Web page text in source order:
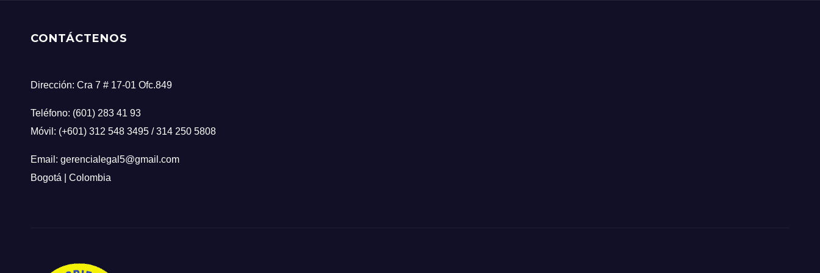
CONTÁCTENOS
Dirección: Cra 7 # 17-01 Ofc.849
Teléfono: (601) 283 41 93
Móvil: (+601) 312 548 3495 / 314 250 5808
Email: gerencialegal5@gmail.com
Bogotá | Colombia